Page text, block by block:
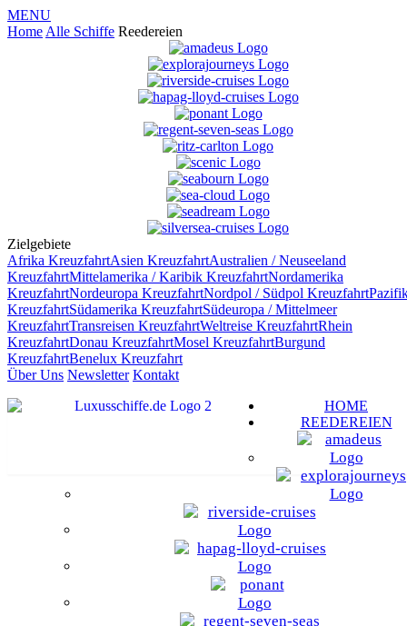
MENU
Home Alle Schiffe Reedereien
Zielgebiete
Afrika KreuzfahrtAsien KreuzfahrtAustralien / Neuseeland
KreuzfahrtMittelamerika / Karibik KreuzfahrtNordamerika
KreuzfahrtNordeuropa KreuzfahrtNordpol / Südpol Kreuzfahrt
KreuzfahrtSüdamerika KreuzfahrtSüdeuropa / Mittelmeer
KreuzfahrtTransreisen KreuzfahrtWeltreise KreuzfahrtRhein
KreuzfahrtDonau KreuzfahrtMosel KreuzfahrtBurgund
KreuzfahrtBenelux Kreuzfahrt
Über Uns Newsletter Kontakt
HOME
REEDEREIEN